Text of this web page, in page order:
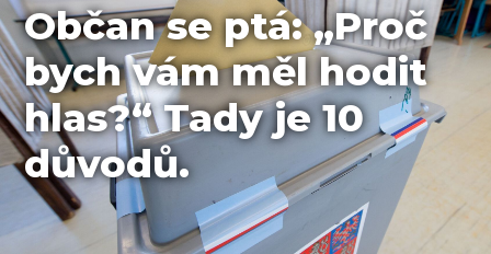
Občan se ptá: „Proč
bych vám měl hodit
hlas?“ Tady je 10
důvodů.